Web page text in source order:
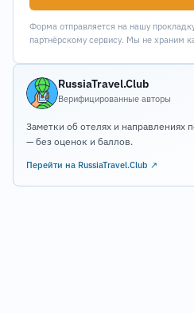
Форма отправляется на нашу
партнёрскому сервису. Мы не храним
RussiaTravel.Club
Верифицированные авторы
Заметки об отелях и направлениях
— без оценок и баллов.
Перейти на RussiaTravel.Club ↗